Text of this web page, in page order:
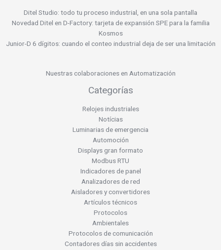
Ditel Studio: todo tu proceso industrial, en una sola pantalla
Novedad Ditel en D-Factory: tarjeta de expansión SPE para la familia
Kosmos
Junior-D 6 dígitos: cuando el conteo industrial deja de ser una limitación
Nuestras colaboraciones en Automatización
Categorías
Relojes industriales
Notícias
Luminarias de emergencia
Automoción
Displays gran formato
Modbus RTU
Indicadores de panel
Analizadores de red
Aisladores y convertidores
Artículos técnicos
Protocolos
Ambientales
Protocolos de comunicación
Contadores días sin accidentes